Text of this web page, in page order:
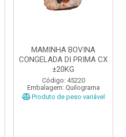
MAMINHA BOVINA
CONGELADA DI PRIMA CX
±20KG
Código: 45220
Embalagem: Quilograma
Produto de peso variável